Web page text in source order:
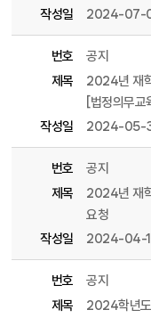
작성일
2024-07-
번호
공지
제목
2024년 재
[법정의무교
작성일
2024-05-
번호
공지
제목
2024년 재
요청
작성일
2024-04-
번호
공지
제목
2024학년도